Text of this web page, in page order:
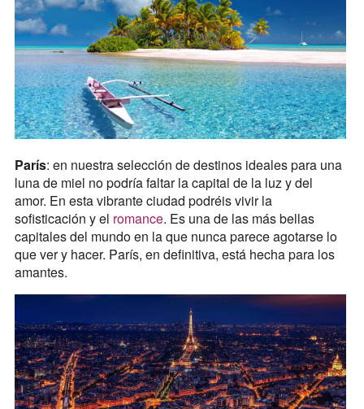
París: en nuestra selección de destinos ideales para una
luna de miel no podría faltar la capital de la luz y del
amor. En esta vibrante ciudad podréis vivir la
sofisticación y el romance. Es una de las más bellas
capitales del mundo en la que nunca parece agotarse lo
que ver y hacer. París, en definitiva, está hecha para los
amantes.